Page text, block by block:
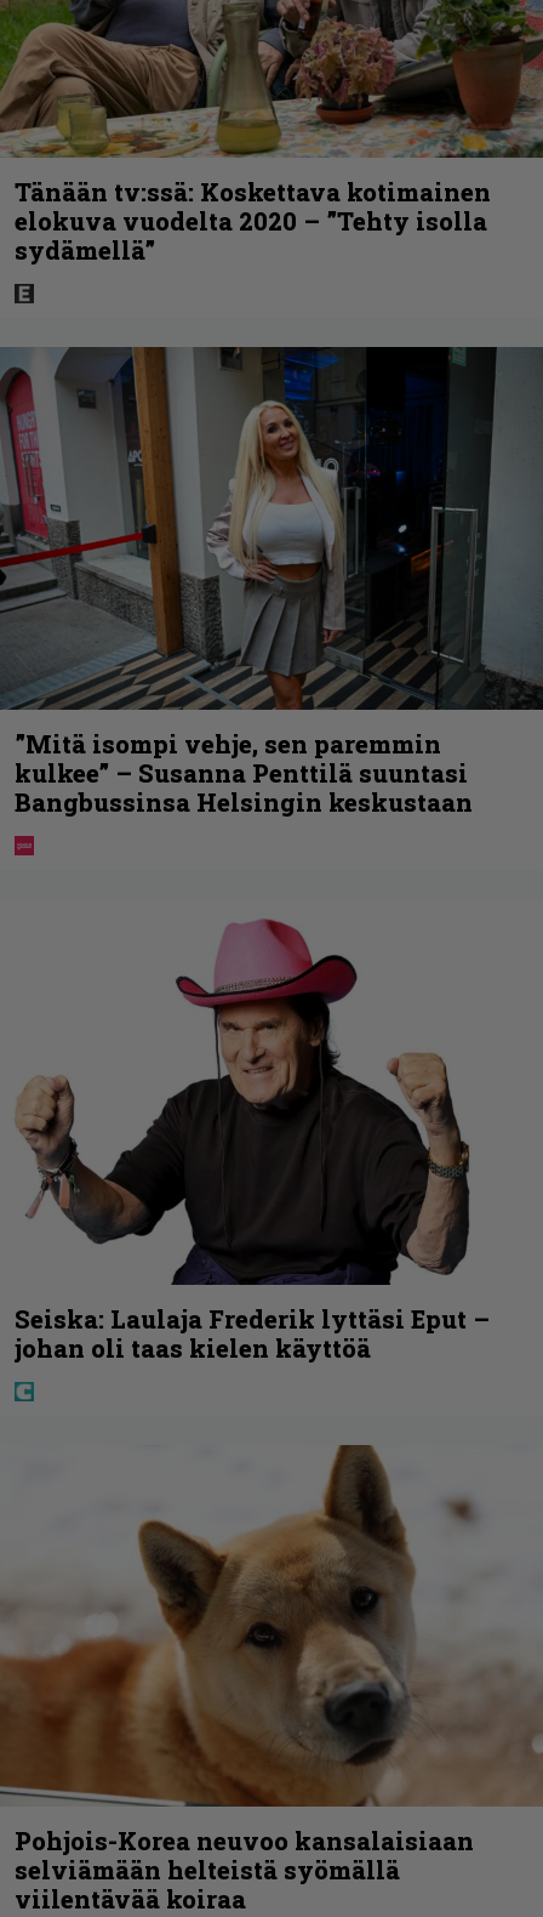
Tänään tv:ssä: Koskettava kotimainen
elokuva vuodelta 2020 – ”Tehty isolla
sydämellä”
”Mitä isompi vehje, sen paremmin
kulkee” – Susanna Penttilä suuntasi
Bangbussinsa Helsingin keskustaan
Seiska: Laulaja Frederik lyttäsi Eput –
johan oli taas kielen käyttöä
Pohjois-Korea neuvoo kansalaisiaan
selviämään helteistä syömällä
viilentävää koiraa